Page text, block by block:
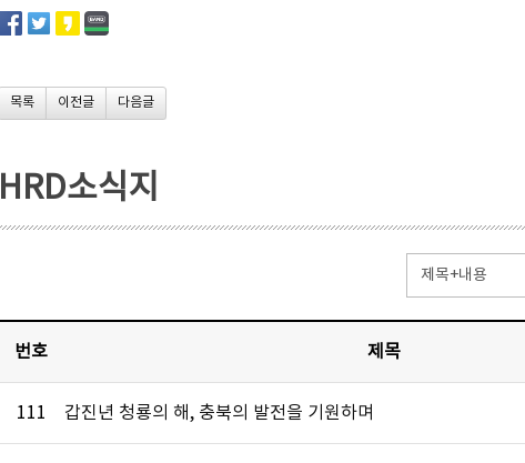
목록 이전글 다음글
HRD소식지
번호 제목
111 갑진년 청룡의 해, 충북의 발전을 기원하며